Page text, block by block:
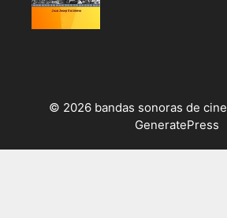
© 2026 bandas sonoras de cine
GeneratePress